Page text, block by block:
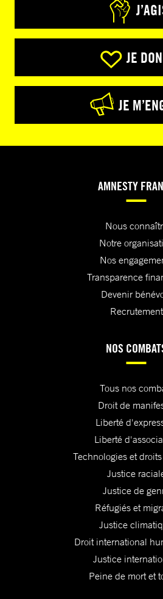
JE
JE
AMNESTY
Nous
Notre
Nos
Transparence
Devenir
Recrutement
NOS
Tous nos
Droit de
Liberté
Liberté
Technologies et
Justice
Justice de
Réfugiés et
Justice
Droit international
Justice
Peine de mort et